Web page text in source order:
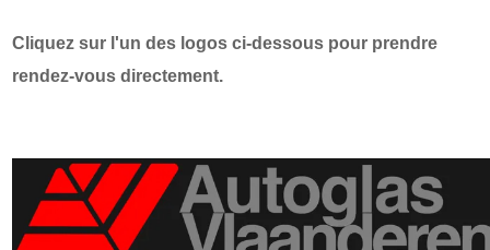
Cliquez sur l'un des logos ci-dessous pour prendre
rendez-vous directement.